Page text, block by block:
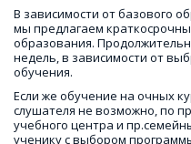
В зависимости от базового
мы предлагаем
образования.
недель, в зависимости от
обучения.
Если же обучение на очных
слушателя не возможно, по
учебного центра и
ученику с выбором